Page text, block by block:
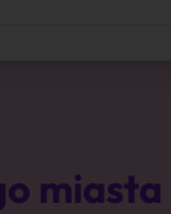
miasta